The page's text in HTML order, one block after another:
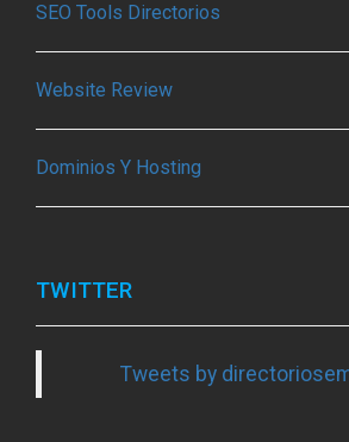
SEO Tools Directorios
Website Review
Dominios Y Hosting
TWITTER
Tweets by